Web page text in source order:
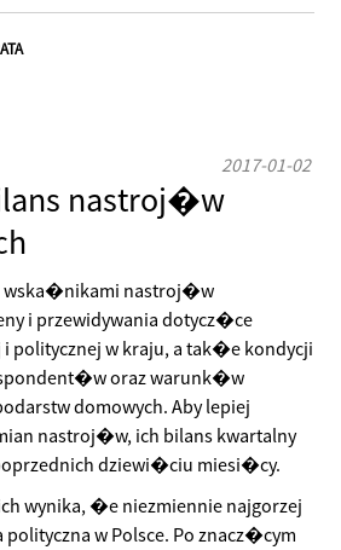
2017-01-02
nastroj�w
wska�nikami nastroj�w
i przewidywania dotycz�ce
i politycznej w kraju, a tak�e kondycji
oraz warunk�w
domowych. Aby lepiej
nastroj�w, ich bilans kwartalny
dziewi�ciu miesi�cy.
wynika, �e niezmiennie najgorzej
polityczna w Polsce. Po znacz�cym